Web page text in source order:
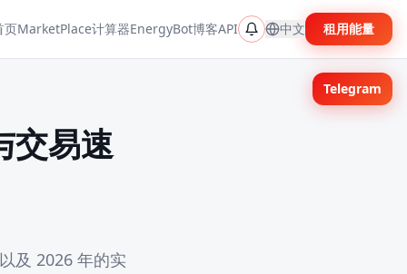
页MarketPlace计算器EnergyBot博客API 中文 租用能量
交易速
及 2026 年的实
Telegram